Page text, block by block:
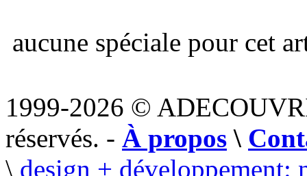
aucune spéciale pour cet
1999-2026 ©
réservés. - À propos \
\ design + développement: